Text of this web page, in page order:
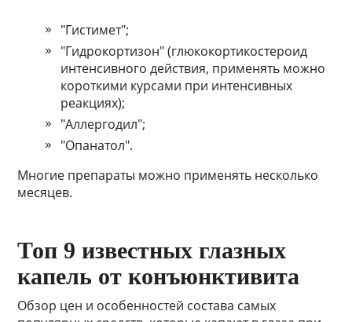
"Гистимет";
"Гидрокортизон" (глюкокортикостероид
интенсивного действия, применять можно
короткими курсами при интенсивных
реакциях);
"Аллергодил";
"Опанатол".
Многие препараты можно применять несколько
месяцев.
Топ 9 известных глазных
капель от конъюнктивита
Обзор цен и особенностей состава самых